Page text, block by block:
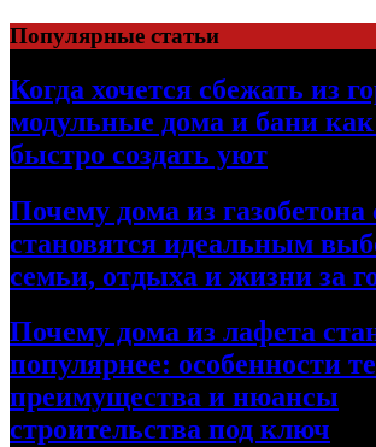
Перейти
к
содержимому
Популярные статьи
Когда хочется сбежать из
модульные дома и бани как
быстро создать уют
Почему дома из газобетона
становятся идеальным
семьи, отдыха и жизни за
Почему дома из лафета
популярнее: особенности
преимущества и нюансы
строительства под ключ